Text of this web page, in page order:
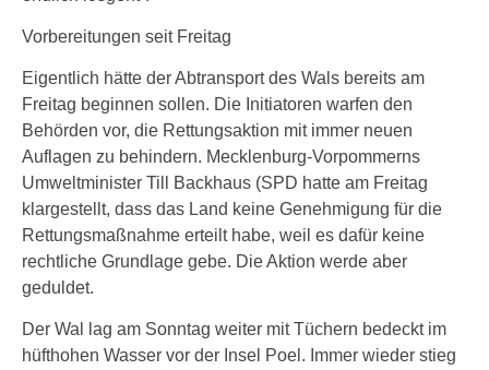
Vorbereitungen seit Freitag
Eigentlich hätte der Abtransport des Wals bereits am
Freitag beginnen sollen. Die Initiatoren warfen den
Behörden vor, die Rettungsaktion mit immer neuen
Auflagen zu behindern. Mecklenburg-Vorpommerns
Umweltminister Till Backhaus (SPD hatte am Freitag
klargestellt, dass das Land keine Genehmigung für die
Rettungsmaßnahme erteilt habe, weil es dafür keine
rechtliche Grundlage gebe. Die Aktion werde aber
geduldet.
Der Wal lag am Sonntag weiter mit Tüchern bedeckt im
hüfthohen Wasser vor der Insel Poel. Immer wieder stieg